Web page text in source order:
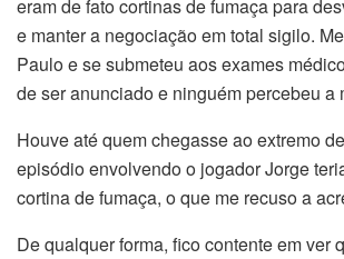
eram de fato cortinas de fumaça para
e manter a negociação em total sigilo.
Paulo e se submeteu aos exames
de ser anunciado e ninguém percebeu a
Houve até quem chegasse ao extremo
episódio envolvendo o jogador Jorge
cortina de fumaça, o que me recuso a
De qualquer forma, fico contente em ver